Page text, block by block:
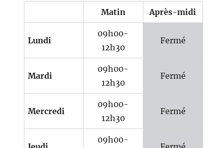
Matin
Après-midi
Lundi
09h00-
12h30
Fermé
Mardi
09h00-
12h30
Fermé
Mercredi
09h00-
12h30
Fermé
09h00-